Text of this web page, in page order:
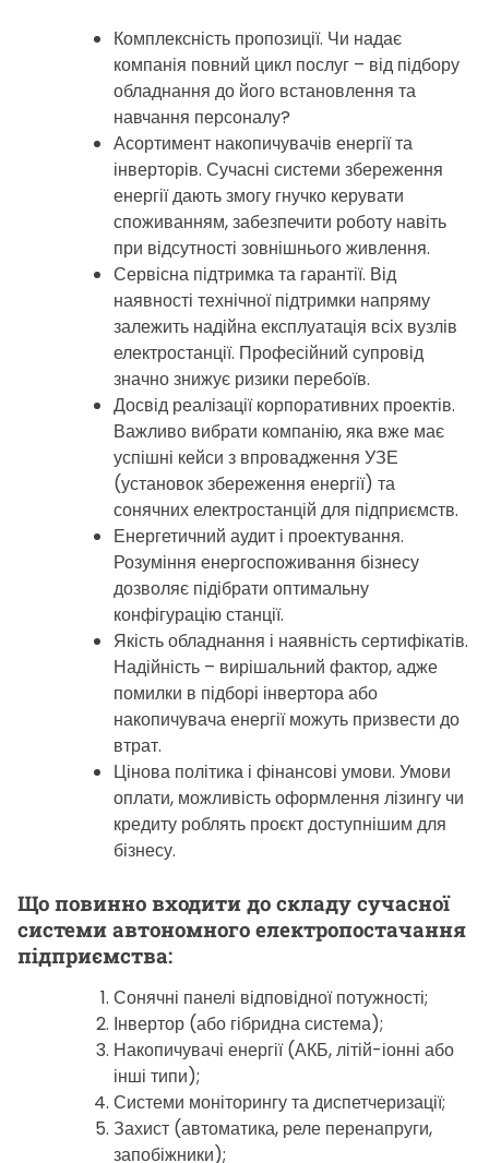
Комплексність пропозиції. Чи надає
компанія повний цикл послуг – від підбору
обладнання до його встановлення та
навчання персоналу?
Асортимент накопичувачів енергії та
інверторів. Сучасні системи збереження
енергії дають змогу гнучко керувати
споживанням, забезпечити роботу навіть
при відсутності зовнішнього живлення.
Сервісна підтримка та гарантії. Від
наявності технічної підтримки напряму
залежить надійна експлуатація всіх вузлів
електростанції. Професійний супровід
значно знижує ризики перебоїв.
Досвід реалізації корпоративних проектів.
Важливо вибрати компанію, яка вже має
успішні кейси з впровадження УЗЕ
(установок збереження енергії) та
сонячних електростанцій для підприємств.
Енергетичний аудит і проектування.
Розуміння енергоспоживання бізнесу
дозволяє підібрати оптимальну
конфігурацію станції.
Якість обладнання і наявність сертифікатів.
Надійність – вирішальний фактор, адже
помилки в підборі інвертора або
накопичувача енергії можуть призвести до
втрат.
Цінова політика і фінансові умови. Умови
оплати, можливість оформлення лізингу чи
кредиту роблять проєкт доступнішим для
бізнесу.
Що повинно входити до складу сучасної
системи автономного електропостачання
підприємства:
Сонячні панелі відповідної потужності;
Інвертор (або гібридна система);
Накопичувачі енергії (АКБ, літій-іонні або
інші типи);
Системи моніторингу та диспетчеризації;
Захист (автоматика, реле перенапруги,
запобіжники);